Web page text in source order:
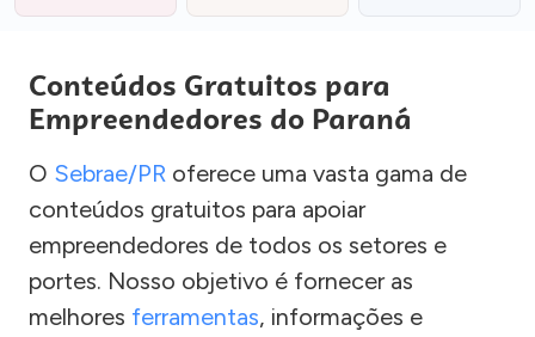
Conteúdos Gratuitos para
Empreendedores do Paraná
O Sebrae/PR oferece uma vasta gama de
conteúdos gratuitos para apoiar
empreendedores de todos os setores e
portes. Nosso objetivo é fornecer as
melhores ferramentas, informações e